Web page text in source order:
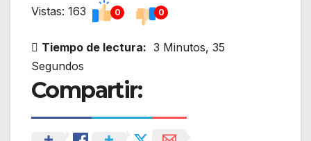
Vistas: 163 0 0
Tiempo de lectura: 3 Minutos, 35
Segundos
Compartir: